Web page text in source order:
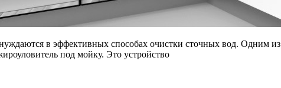
в эффективных способах очистки сточных вод. Одним
под мойку. Это устройство